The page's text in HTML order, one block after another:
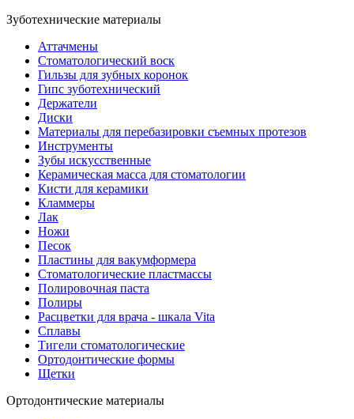
Зуботехнические материалы
Аттачмены
Стоматологический воск
Гильзы для зубных коронок
Гипс зуботехнический
Держатели
Диски
Материалы для перебазировки съемных протезов
Инструменты
Зубы искусственные
Керамическая масса для стоматологии
Кисти для керамики
Кламмеры
Лак
Ножи
Песок
Пластины для вакумформера
Стоматологические пластмассы
Полировочная паста
Полиры
Расцветки для врача - шкала Vita
Сплавы
Тигели стоматологические
Ортодонтические формы
Щетки
Ортодонтические материалы